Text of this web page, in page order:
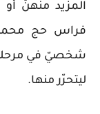
المزيد منهنّ
فراس حج محمد
شخصيّ في مرحلة
ليتحرّر منها.